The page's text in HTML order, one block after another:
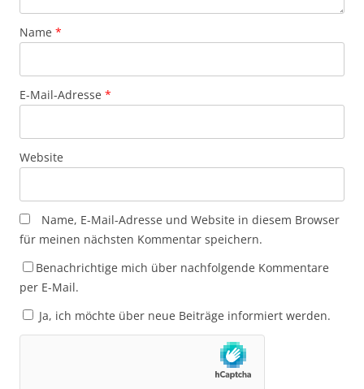
Name *
E-Mail-Adresse *
Website
Name, E-Mail-Adresse und Website in diesem Browser
für meinen nächsten Kommentar speichern.
Benachrichtige mich über nachfolgende Kommentare
per E-Mail.
Ja, ich möchte über neue Beiträge informiert werden.